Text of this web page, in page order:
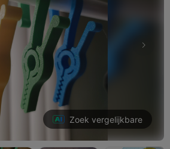
Zoek vergelijkbare